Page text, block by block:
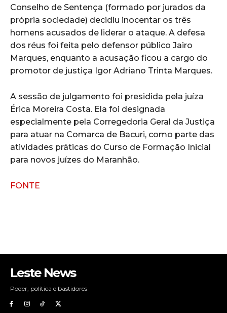
Conselho de Sentença (formado por jurados da
própria sociedade) decidiu inocentar os três
homens acusados de liderar o ataque. A defesa
dos réus foi feita pelo defensor público Jairo
Marques, enquanto a acusação ficou a cargo do
promotor de justiça Igor Adriano Trinta Marques.
A sessão de julgamento foi presidida pela juíza
Érica Moreira Costa. Ela foi designada
especialmente pela Corregedoria Geral da Justiça
para atuar na Comarca de Bacuri, como parte das
atividades práticas do Curso de Formação Inicial
para novos juízes do Maranhão.
FONTE
Leste News
Poder, política e bastidores